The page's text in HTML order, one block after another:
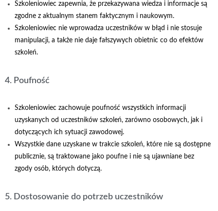
Szkoleniowiec zapewnia, że przekazywana wiedza i informacje są
zgodne z aktualnym stanem faktycznym i naukowym.
Szkoleniowiec nie wprowadza uczestników w błąd i nie stosuje
manipulacji, a także nie daje fałszywych obietnic co do efektów
szkoleń.
4. Poufność
Szkoleniowiec zachowuje poufność wszystkich informacji
uzyskanych od uczestników szkoleń, zarówno osobowych, jak i
dotyczących ich sytuacji zawodowej.
Wszystkie dane uzyskane w trakcie szkoleń, które nie są dostępne
publicznie, są traktowane jako poufne i nie są ujawniane bez
zgody osób, których dotyczą.
5. Dostosowanie do potrzeb uczestników